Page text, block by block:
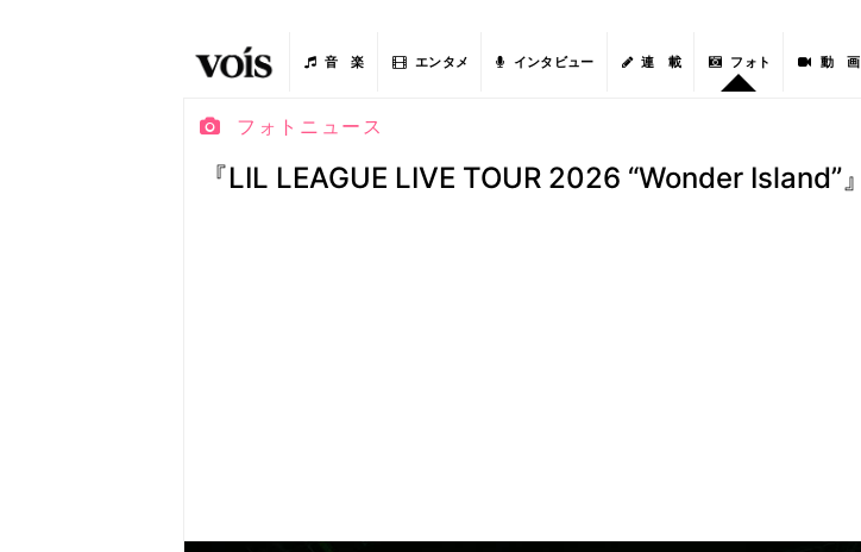
音 楽 エンタメ インタビュー 連 載 フォト 動 画
フォトニュース
『LIL LEAGUE LIVE TOUR 2026 “Wonder Island”』